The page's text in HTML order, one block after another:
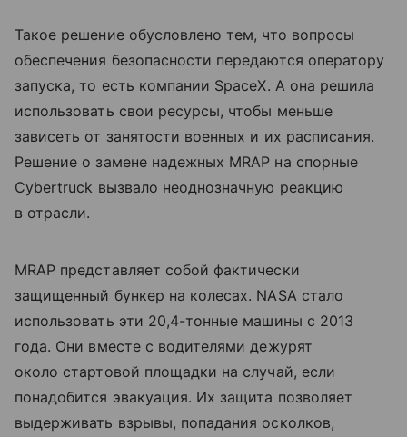
Такое решение обусловлено тем, что вопросы
обеспечения безопасности передаются оператору
запуска, то есть компании SpaceX. А она решила
использовать свои ресурсы, чтобы меньше
зависеть от занятости военных и их расписания.
Решение о замене надежных MRAP на спорные
Cybertruck вызвало неоднозначную реакцию
в отрасли.
MRAP представляет собой фактически
защищенный бункер на колесах. NASA стало
использовать эти 20,4-тонные машины с 2013
года. Они вместе с водителями дежурят
около стартовой площадки на случай, если
понадобится эвакуация. Их защита позволяет
выдерживать взрывы, попадания осколков,